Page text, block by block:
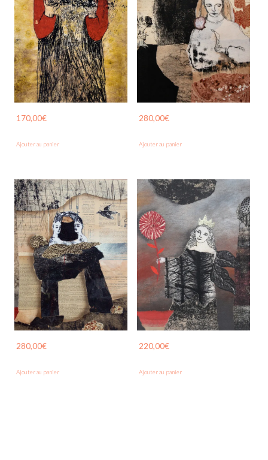
170,00€
Ajouter au panier
280,00€
Ajouter au panier
280,00€
Ajouter au panier
220,00€
Ajouter au panier